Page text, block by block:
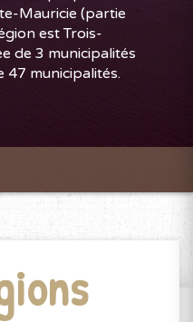
Mauricie (partie
est Trois-
de 3 municipalités
47 municipalités.